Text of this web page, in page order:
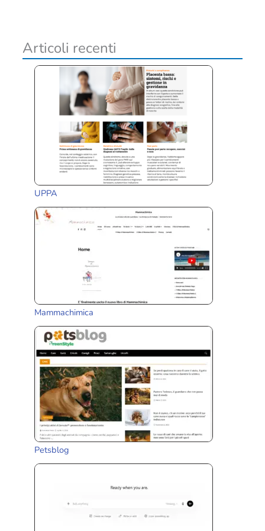
Articoli recenti
UPPA
Mammachimica
Petsblog